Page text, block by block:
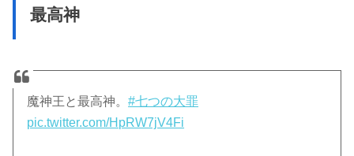
最高神
魔神王と最高神。#七つの大罪
pic.twitter.com/HpRW7jV4Fi